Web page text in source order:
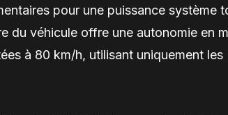
pour une puissance système
du véhicule offre une autonomie en
à 80 km/h, utilisant uniquement les